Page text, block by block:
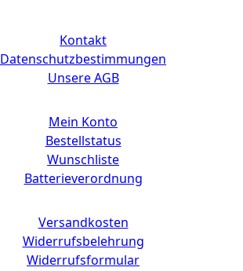
Kontakt
Datenschutzbestimmungen
Unsere AGB
Mein Konto
Bestellstatus
Wunschliste
Batterieverordnung
Versandkosten
Widerrufsbelehrung
Widerrufsformular